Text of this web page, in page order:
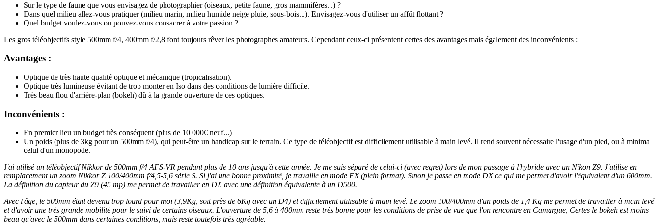
Sur le type de faune que vous envisagez de photographier (oiseaux, petite faune, gros mammifères...) ?
Dans quel milieu allez-vous pratiquer (milieu marin, milieu humide neige pluie, sous-bois...). Envisagez-vous d'utiliser un affût flottant ?
Quel budget voulez-vous ou pouvez-vous consacrer à votre passion ?
Les gros téléobjectifs style 500mm f/4, 400mm f/2,8 font toujours rêver les photographes amateurs. Cependant ceux-ci présentent certes des avantages mais également des inconvénients :
Avantages :
Optique de très haute qualité optique et mécanique (tropicalisation).
Optique très lumineuse évitant de trop monter en Iso dans des conditions de lumière difficile.
Très beau flou d'arrière-plan (bokeh) dû à la grande ouverture de ces optiques.
Inconvénients :
En premier lieu un budget très conséquent (plus de 10 000€ neuf...)
Un poids (plus de 3kg pour un 500mm f/4), qui peut-être un handicap sur le terrain. Ce type de téléobjectif est difficilement utilisable à main levé. Il rend souvent nécessaire l'usage d'un pied, ou à minima
celui d'un monopode.
J'ai utilisé un téléobjectif Nikkor de 500mm f/4 AFS-VR pendant plus de 10 ans jusqu'à cette année. Je me suis séparé de celui-ci (avec regret) lors de mon passage à l'hybride avec un Nikon Z9. J'utilise en
remplacement un zoom Nikkor Z 100/400mm f/4,5-5,6 série S. Si j'ai une bonne proximité, je travaille en mode FX (plein format). Sinon je passe en mode DX ce qui me permet d'avoir l'équivalent d'un 600mm.
La définition du capteur du Z9 (45 mp) me permet de travailler en DX avec une définition équivalente à un D500.
Avec l'âge, le 500mm était devenu trop lourd pour moi (3,9Kg, soit près de 6Kg avec un D4) et difficilement utilisable à main levé. Le zoom 100/400mm d'un poids de 1,4 Kg me permet de travailler à main levé
et d'avoir une très grande mobilité pour le suivi de certains oiseaux. L'ouverture de 5,6 à 400mm reste très bonne pour les conditions de prise de vue que l'on rencontre en Camargue, Certes le bokeh est moins
beau qu'avec le 500mm dans certaines conditions, mais reste toutefois très agréable.